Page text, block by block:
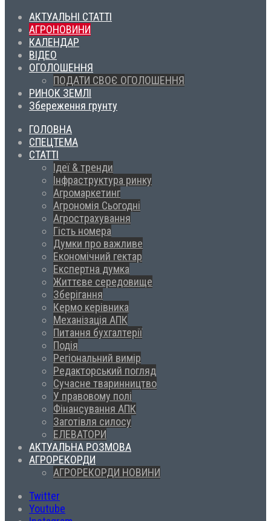
АКТУАЛЬНІ СТАТТІ
АГРОНОВИНИ
КАЛЕНДАР
ВІДЕО
ОГОЛОШЕННЯ
ПОДАТИ СВОЄ ОГОЛОШЕННЯ
РИНОК ЗЕМЛІ
Збереження грунту
ГОЛОВНА
СПЕЦТЕМА
СТАТТІ
Ідеї & тренди
Інфраструктура ринку
Агромаркетинг
Агрономія Сьогодні
Агрострахування
Гість номера
Думки про важливе
Економічний гектар
Експертна думка
Життєве середовище
Зберігання
Кермо керівника
Механізація АПК
Питання бухгалтерії
Подія
Регіональний вимір
Редакторський погляд
Сучасне тваринництво
У правовому полі
Фінансування АПК
Заготівля силосу
ЕЛЕВАТОРИ
АКТУАЛЬНА РОЗМОВА
АГРОРЕКОРДИ
АГРОРЕКОРДИ НОВИНИ
Twitter
Youtube